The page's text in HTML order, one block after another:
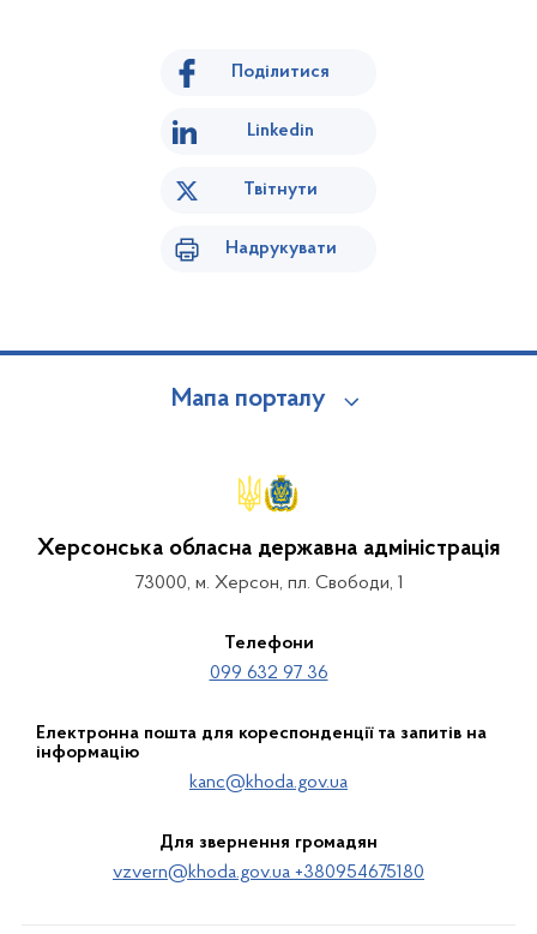
Поділитися
Linkedin
Твітнути
Надрукувати
Мапа порталу
Херсонська обласна державна адміністрація
73000, м. Херсон, пл. Свободи, 1
Телефони
099 632 97 36
Електронна пошта для кореспонденції та запитів на
інформацію
kanc@khoda.gov.ua
Для звернення громадян
vzvern@khoda.gov.ua +380954675180